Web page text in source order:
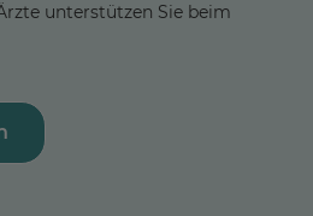
unterstützen Sie beim